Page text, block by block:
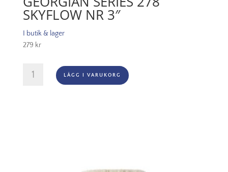
SKYFLOW NR 3″
I butik & lager
279 kr
Series
LÄGG I VARUKORG